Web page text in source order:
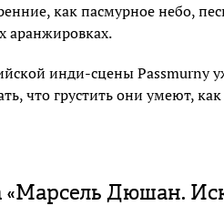
как пасмурное небо,
аранжировках.
инди-сцены Passmurny
что грустить они умеют,
Дюшан.